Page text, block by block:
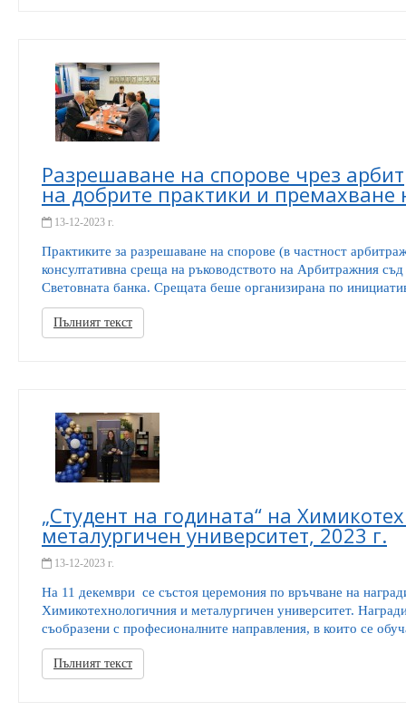
Разрешаване на спорове чрез
на добрите практики и премахване
13-12-2023 г.
Практиките за разрешаване на спорове (в частност
консултативна среща на ръководството на Арбитражния
Световната банка. Срещата беше организирана по
Пълният текст
„Студент на годината“ на
металургичен университет, 2023 г.
13-12-2023 г.
На 11 декември се състоя церемония по връчване на
Химикотехнологичния и металургичен университет.
съобразени с професионалните направления, в които се
Пълният текст